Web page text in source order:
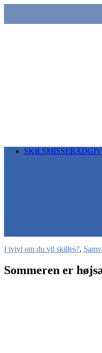
I tvivl om du vil skilles?,
Sommeren er